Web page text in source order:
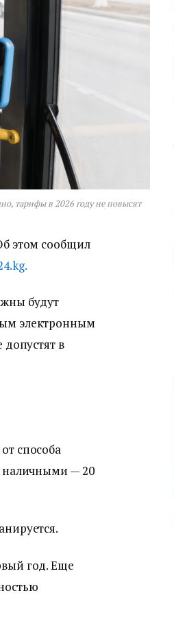
тарифы в 2026 году не повысят
этом сообщил
будут
электронным
в
способа
наличными — 20
год. Еще